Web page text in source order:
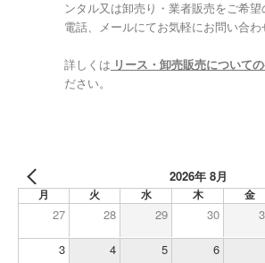
ンタル又は卸売り・業者販売をご希
電話、メールにてお気軽にお問い合わ
詳しくは リース・卸売販売について
ださい。
2026年 8月
月 火 水 木 金
27 28 29 30
3 4 5 6